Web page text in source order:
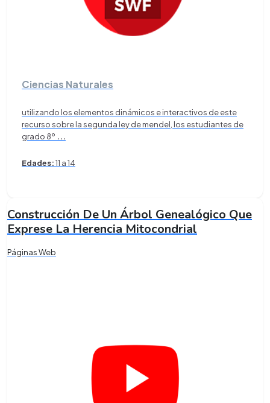
Ciencias Naturales
utilizando los elementos dinámicos e interactivos de este
recurso sobre la segunda ley de mendel, los estudiantes de
grado 8º ...
Edades:11 a 14
Construcción De Un Árbol Genealógico Que
Exprese La Herencia Mitocondrial
Páginas Web